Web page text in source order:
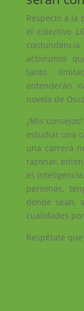
Respecto a la
el colectivo
activismos
tanto
entenderán
novela de
¿Mis
estudiar una
una carrera
razonar,
es
personas,
donde sean,
cualidades
Respétate